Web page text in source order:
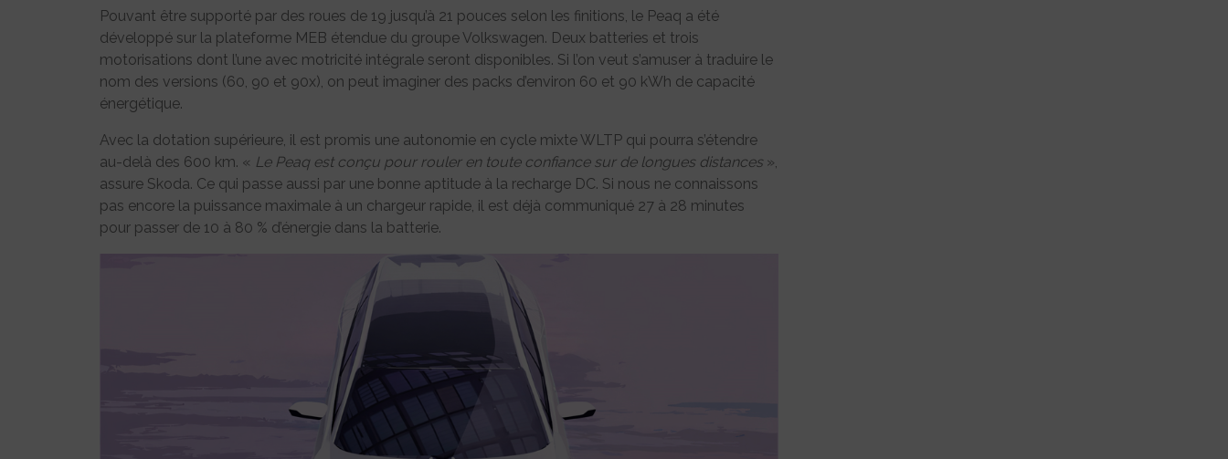
Pouvant être supporté par des roues de 19 jusqu’à 21 pouces selon les finitions, le Peaq a été
développé sur la plateforme MEB étendue du groupe Volkswagen. Deux batteries et trois
motorisations dont l’une avec motricité intégrale seront disponibles. Si l’on veut s’amuser à traduire le
nom des versions (60, 90 et 90x), on peut imaginer des packs d’environ 60 et 90 kWh de capacité
énergétique.
Avec la dotation supérieure, il est promis une autonomie en cycle mixte WLTP qui pourra s’étendre
au-delà des 600 km. « Le Peaq est conçu pour rouler en toute confiance sur de longues distances»,
assure Skoda. Ce qui passe aussi par une bonne aptitude à la recharge DC. Si nous ne connaissons
pas encore la puissance maximale à un chargeur rapide, il est déjà communiqué 27 à 28 minutes
pour passer de 10 à 80 % d’énergie dans la batterie.